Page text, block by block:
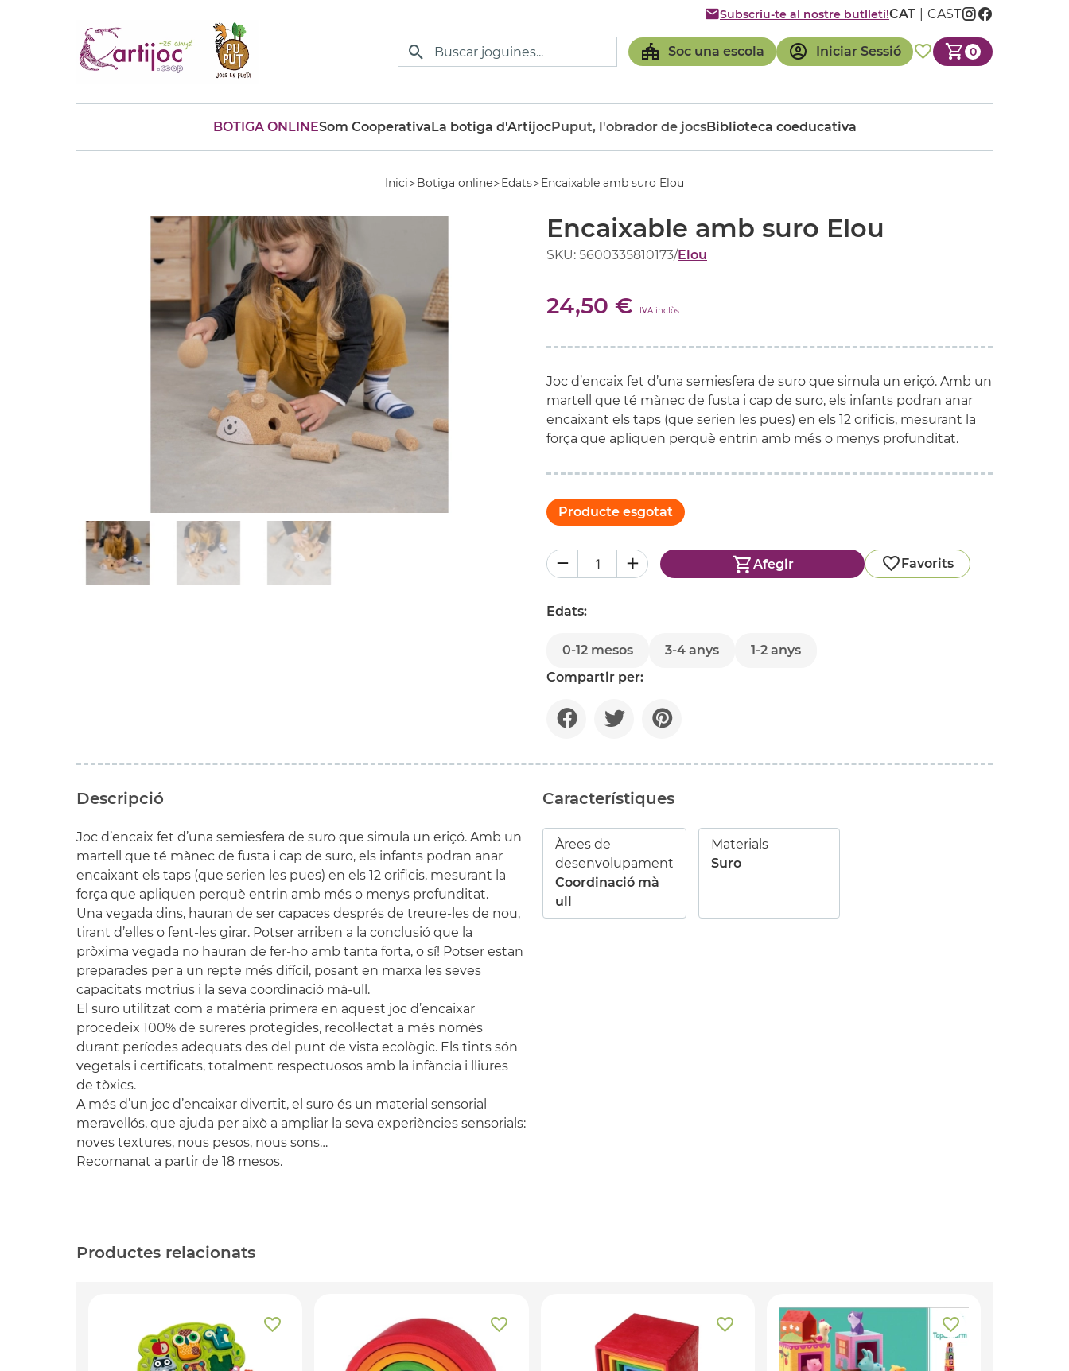
Cuina viatge
Soc una escola Iniciar Sessió 0
Subscriu-te al nostre butlletí!CAT CAST
BOTIGA ONLINESom CooperativaLa botiga d'ArtijocPuput, l'obrador de jocsBiblioteca coeducativa
Inici Botiga online Edats Encaixable amb suro Elou
Encaixable amb suro Elou
SKU: 5600335810173/Elou
24,50 € IVA inclòs
Joc d’encaix fet d’una semiesfera de suro que simula un eriçó. Amb un
martell que té mànec de fusta i cap de suro, els infants podran anar
encaixant els taps (que serien les pues) en els 12 orificis, mesurant la
força que apliquen perquè entrin amb més o menys profunditat.
Producte esgotat
Afegir Favorits
Edats:
0-12 mesos 3-4 anys
1-2 anys
Compartir per:
Descripció
Joc d’encaix fet d’una semiesfera de suro que simula un eriçó. Amb un
martell que té mànec de fusta i cap de suro, els infants podran anar
encaixant els taps (que serien les pues) en els 12 orificis, mesurant la
força que apliquen perquè entrin amb més o menys profunditat.
Una vegada dins, hauran de ser capaces després de treure-les de nou,
tirant d’elles o fent-les girar. Potser arriben a la conclusió que la
pròxima vegada no hauran de fer-ho amb tanta forta, o sí! Potser estan
preparades per a un repte més difícil, posant en marxa les seves
capacitats motrius i la seva coordinació mà-ull.
El suro utilitzat com a matèria primera en aquest joc d’encaixar
procedeix 100% de sureres protegides, recol·lectat a més només
durant períodes adequats des del punt de vista ecològic. Els tints són
vegetals i certificats, totalment respectuosos amb la infància i lliures
de tòxics.
A més d’un joc d’encaixar divertit, el suro és un material sensorial
meravellós, que ajuda per això a ampliar la seva experiències sensorials:
noves textures, nous pesos, nous sons…
Recomanat a partir de 18 mesos.
Característiques
Àrees de
desenvolupament
Coordinació mà
ull
Materials
Suro
Productes relacionats